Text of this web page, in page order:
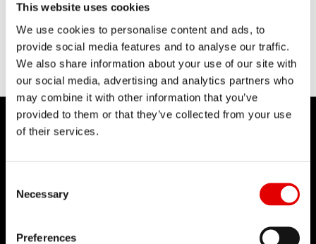
This website uses cookies
We use cookies to personalise content and ads, to
provide social media features and to analyse our traffic.
We also share information about your use of our site with
our social media, advertising and analytics partners who
may combine it with other information that you’ve
provided to them or that they’ve collected from your use
of their services.
Necessary
Preferences